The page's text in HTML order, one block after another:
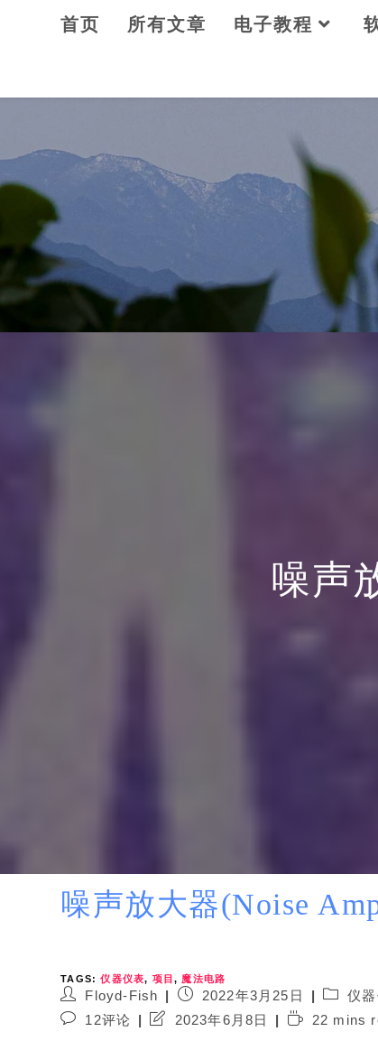
首页 所有文章 电子教程
噪声
噪声放大器(Noise
TAGS:仪器仪表, 项目, 魔法电路
Post
author:
Floyd-Fish
Post
published:
2022年3月25日
Post
category:
仪
Post12评论
Post2023年6月8日
Reading
22 mins